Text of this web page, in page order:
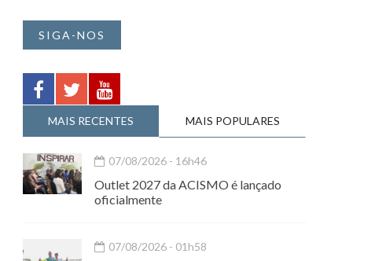
SIGA-NOS
MAIS RECENTES MAIS POPULARES
07/08/2026 - 16h46
Outlet 2027 da ACISMO é lançado
oficialmente
07/08/2026 - 01h58